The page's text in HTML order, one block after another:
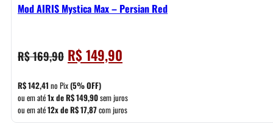
Mod AIRIS Mystica Max – Persian Red
R$169,90 O
preço
original
era:
R$ 169,90.
R$149,90
preço
é:
R$ 149,90.
R$142,41 no Pix(5% OFF)
ou em até1x deR$149,90sem juros
ou em até12x deR$17,87com juros